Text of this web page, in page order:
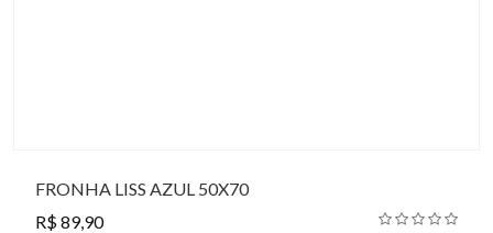
FRONHA LISS AZUL 50X70
R$ 89,90